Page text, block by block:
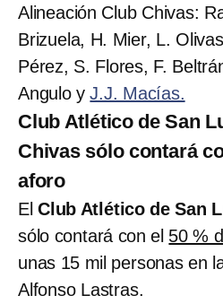
Alineación Club Chivas:
Brizuela, H. Mier, L.
Pérez, S. Flores, F.
Angulo yJ.J. Macías.
Club Atlético de San
Chivas sólo contará
aforo
El Club Atlético de San
sólo contará con el 50 %
unas 15 mil personas en
Alfonso Lastras.